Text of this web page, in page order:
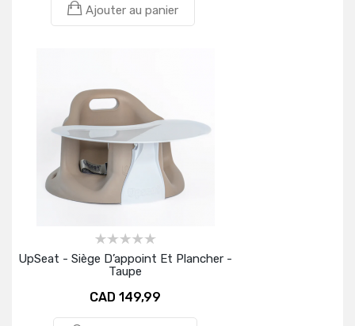
Ajouter au panier
UpSeat - Siège D’appoint Et Plancher -
Taupe
CAD 149,99